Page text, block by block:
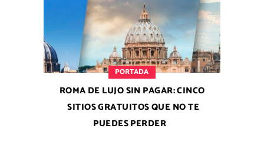
PORTADA
ROMA DE LUJO SIN PAGAR: CINCO
SITIOS GRATUITOS QUE NO TE
PUEDES PERDER